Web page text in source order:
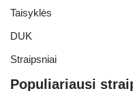
Taisyklės
DUK
Straipsniai
Populiariausi